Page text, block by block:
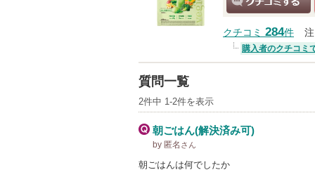
クチコミ 284件
購入者のクチコミ
質問一覧
2件中 1-2件を表示
朝ごはん(解決済み可)
by 匿名 さん
朝ごはんは何でしたか